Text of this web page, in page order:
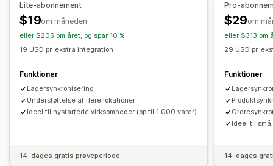
Ordreopdateringer
Status i realtid
Lite-abonnement
$19om måneden
eller $205 om året, og spar 10 %
19 USD pr. ekstra integration
Funktioner
Lagersynkronisering
Understøttelse af flere lokationer
Ideel til nystartede virksomheder (op til 1.000 varer)
14-dages gratis prøveperiode
Pro-
$29om
eller $313 om
29 USD pr.
Funktioner
Ideel til
14-dages